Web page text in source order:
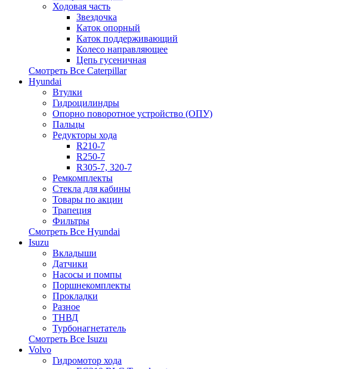
Ходовая часть
Звездочка
Каток опорный
Каток поддерживающий
Колесо направляющее
Цепь гусеничная
Смотреть Все Caterpillar
Hyundai
Втулки
Гидроцилиндры
Опорно поворотное устройство (ОПУ)
Пальцы
Редукторы хода
R210-7
R250-7
R305-7, 320-7
Ремкомплекты
Стекла для кабины
Товары по акции
Трапеция
Фильтры
Смотреть Все Hyundai
Isuzu
Вкладыши
Датчики
Насосы и помпы
Поршнекомплекты
Прокладки
Разное
ТНВД
Турбонагнетатель
Смотреть Все Isuzu
Volvo
Гидромотор хода